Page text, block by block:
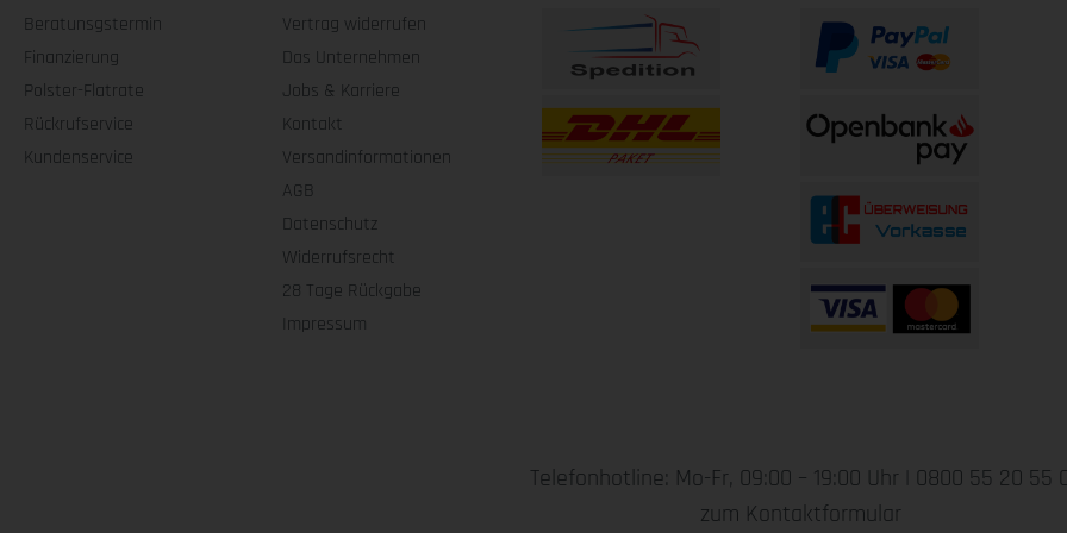
Beratunsgstermin
Finanzierung
Polster-Flatrate
Rückrufservice
Kundenservice
Vertrag widerrufen
Das Unternehmen
Jobs & Karriere
Kontakt
Versandinformationen
AGB
Datenschutz
Widerrufsrecht
28 Tage Rückgabe
Impressum
Telefonhotline: Mo-Fr, 09:00 – 19:00 Uhr | 0800 55 20 55
zum Kontaktformular